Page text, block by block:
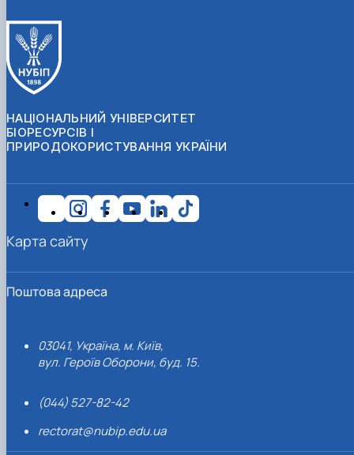
НАЦІОНАЛЬНИЙ УНІВЕРСИТЕТ
БІОРЕСУРСІВ І
ПРИРОДОКОРИСТУВАННЯ УКРАЇНИ
Поштова адреса
03041, Україна, м. Київ,
вул. Героїв Оборони, буд. 15.
(044) 527-82-42
rectorat@nubip.edu.ua
Карта сайту